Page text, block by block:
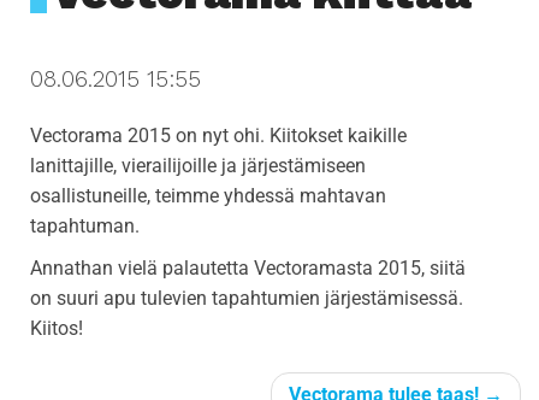
08.06.2015 15:55
Vectorama 2015 on nyt ohi. Kiitokset kaikille
lanittajille, vierailijoille ja järjestämiseen
osallistuneille, teimme yhdessä mahtavan
tapahtuman.
Annathan vielä palautetta Vectoramasta 2015, siitä
on suuri apu tulevien tapahtumien järjestämisessä.
Kiitos!
Vectorama tulee taas! →